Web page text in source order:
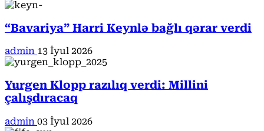
“Bavariya” Harri Keynlə bağlı qərar verdi
admin 13 İyul 2026
Yurgen Klopp razılıq verdi: Millini
çalışdıracaq
admin 03 İyul 2026